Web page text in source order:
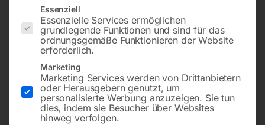
Fahrrad Parker B2Minck einseitig
mit Werbetafel
Für 4 Stellplätze mit Achsabstand 60 cm
Es folgt eine Liste der Service-Gruppen, für die eine
Essenziell
Essenzielle Services ermöglichen
grundlegende Funktionen und sind für das
ordnungsgemäße Funktionieren der Website
erforderlich.
Marketing
Marketing Services werden von Drittanbietern
oder Herausgebern genutzt, um
personalisierte Werbung anzuzeigen. Sie tun
dies, indem sie Besucher über Websites
hinweg verfolgen.